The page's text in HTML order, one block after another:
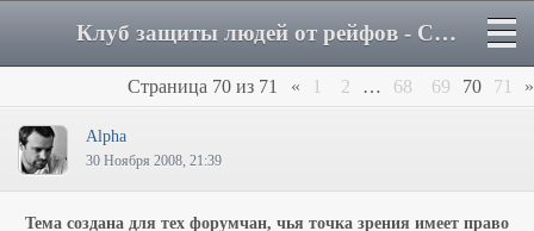
Клуб защиты людей от рейфов - Страница 70 - Форум
Страница 70 из 71 « 1 2 … 68 69 70 71 »
Alpha
30 Ноября 2008, 21:39
Тема создана для тех форумчан, чья точка зрения имеет право